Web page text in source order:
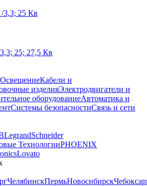
25 Кв
25; 27,5 Кв
ОсвещениеКабели и
изделияЭлектродвигатели и
оборудованиеАвтоматика и
Системы безопасностиСвязь и сети
LegrandSchneider
ТехнологииPHOENIX
Lovato
ЧелябинскПермьНовосибирск